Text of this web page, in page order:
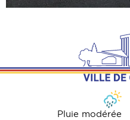
Pluie modérée